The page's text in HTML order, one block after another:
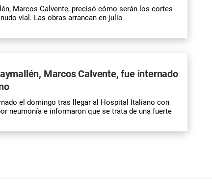
Marcos Calvente, precisó cómo serán los cortes
vial. Las obras arrancan en julio
Marcos Calvente, fue internado
el domingo tras llegar al Hospital Italiano con
neumonía e informaron que se trata de una fuerte